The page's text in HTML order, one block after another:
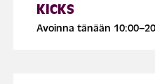
KICKS
Avoinna tänään